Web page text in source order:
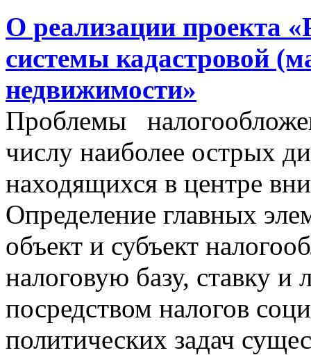
О реализации проекта
системы кадастровой
недвижимости»
Проблемы
числу наиболее острых
находящихся в центре
Определение главных
объект и субъект
налоговую базу, ставку и
посредством налогов
политических задач